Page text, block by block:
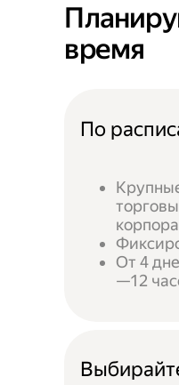
время
По
От 4
—12